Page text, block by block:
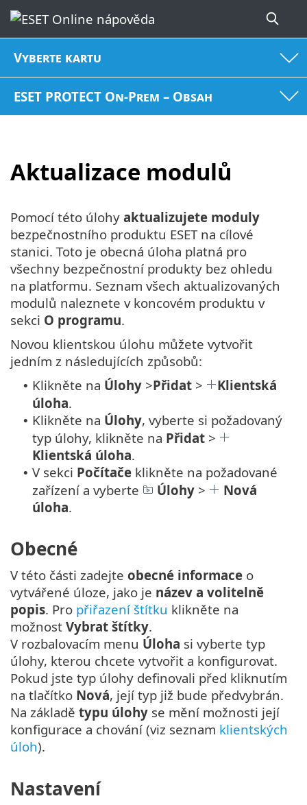
Vyberte kartu
ESET PROTECT On-Prem – Obsah
Aktualizace modulů
Pomocí této úlohy aktualizujete moduly
bezpečnostního produktu ESET na cílové
stanici. Toto je obecná úloha platná pro
všechny bezpečnostní produkty bez ohledu
na platformu. Seznam všech aktualizovaných
modulů naleznete v koncovém produktu v
sekci O programu.
Novou klientskou úlohu můžete vytvořit
jedním z následujících způsobů:
• Klikněte na Úlohy >Přidat >
Klientská
úloha.
• Klikněte na Úlohy, vyberte si požadovaný
typ úlohy, klikněte na Přidat >
Klientská úloha.
• V sekci Počítače klikněte na požadované
zařízení a vyberte
Úlohy >
Nová
úloha.
Obecné
V této části zadejte obecné informace o
vytvářené úloze, jako je název a volitelně
popis. Pro přiřazení štítku klikněte na
možnost Vybrat štítky.
V rozbalovacím menu Úloha si vyberte typ
úlohy, kterou chcete vytvořit a konfigurovat.
Pokud jste typ úlohy definovali před kliknutím
na tlačítko Nová, její typ již bude předvybrán.
Na základě typu úlohy se mění možnosti její
konfigurace a chování (viz seznam klientských
úloh).
Nastavení